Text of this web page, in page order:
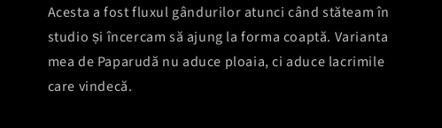
Acesta a fost fluxul gândurilor atunci când stăteam în
studio și încercam să ajung la forma coaptă. Varianta
mea de Paparudă nu aduce ploaia, ci aduce lacrimile
care vindecă.